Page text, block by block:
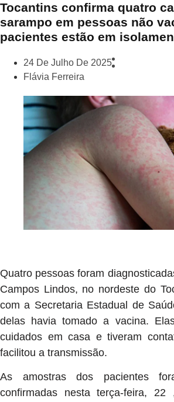
Tocantins confirma quatro
sarampo em pessoas não
pacientes estão em
24 De Julho De 2025
Flávia Ferreira
Quatro pessoas foram
Campos Lindos, no nordeste do
com a Secretaria Estadual de
delas havia tomado a vacina.
cuidados em casa e tiveram
facilitou a transmissão.
As amostras dos pacientes
confirmadas nesta terça-feira, 22